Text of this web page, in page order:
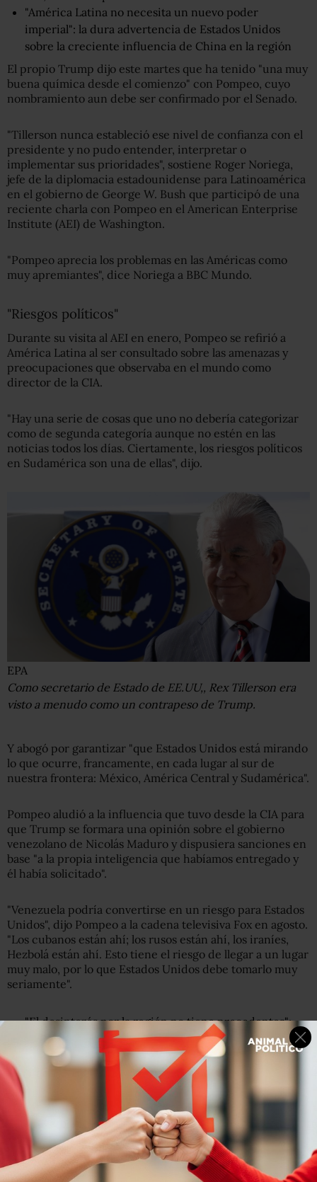
"América Latina no necesita un nuevo poder
imperial": la dura advertencia de Estados Unidos
sobre la creciente influencia de China en la región
El propio Trump dijo este martes que ha tenido "una muy
buena química desde el comienzo" con Pompeo, cuyo
nombramiento aun debe ser confirmado por el Senado.
"Tillerson nunca estableció ese nivel de confianza con el
presidente y no pudo entender, interpretar o
implementar sus prioridades", sostiene Roger Noriega,
jefe de la diplomacia estadounidense para Latinoamérica
en el gobierno de George W. Bush que participó de una
reciente charla con Pompeo en el American Enterprise
Institute (AEI) de Washington.
"Pompeo aprecia los problemas en las Américas como
muy apremiantes", dice Noriega a BBC Mundo.
"Riesgos políticos"
Durante su visita al AEI en enero, Pompeo se refirió a
América Latina al ser consultado sobre las amenazas y
preocupaciones que observaba en el mundo como
director de la CIA.
"Hay una serie de cosas que uno no debería categorizar
como de segunda categoría aunque no estén en las
noticias todos los días. Ciertamente, los riesgos políticos
en Sudamérica son una de ellas", dijo.
EPA
Como secretario de Estado de EE.UU,, Rex Tillerson era
visto a menudo como un contrapeso de Trump.
Y abogó por garantizar "que Estados Unidos está mirando
lo que ocurre, francamente, en cada lugar al sur de
nuestra frontera: México, América Central y Sudamérica".
Pompeo aludió a la influencia que tuvo desde la CIA para
que Trump se formara una opinión sobre el gobierno
venezolano de Nicolás Maduro y dispusiera sanciones en
base "a la propia inteligencia que habíamos entregado y
él había solicitado".
"Venezuela podría convertirse en un riesgo para Estados
Unidos", dijo Pompeo a la cadena televisiva Fox en agosto.
"Los cubanos están ahí; los rusos están ahí, los iraníes,
Hezbolá están ahí. Esto tiene el riesgo de llegar a un lugar
muy malo, por lo que Estados Unidos debe tomarlo muy
seriamente".
"El desinterés por la región no tiene precedentes":
cómo cambió la relación de EE.UU. con América
Latina durante el primer año de gobierno de Donald
5 frases de Donald Trump ante el Congreso de
Estados Unidos que importan a América Latina
Un mes antes, en julio, el director de la CIA había
realizado unas declaraciones polémicas sobre Venezuela
durante un foro de seguridad del Instituto Aspen, en
Colorado.